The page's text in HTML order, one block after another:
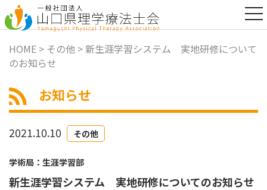
HOME > その他 > 新生涯学習システム 実地研修について
のお知らせ
お知らせ
2021.10.10 その他
学術局：生涯学習部
新生涯学習システム 実地研修についてのお知らせ
t
o
g
g
l
i